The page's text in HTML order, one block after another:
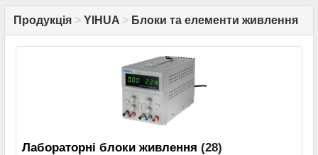
Продукція > YIHUA > Блоки та елементи живлення
Лабораторні блоки живлення (28)